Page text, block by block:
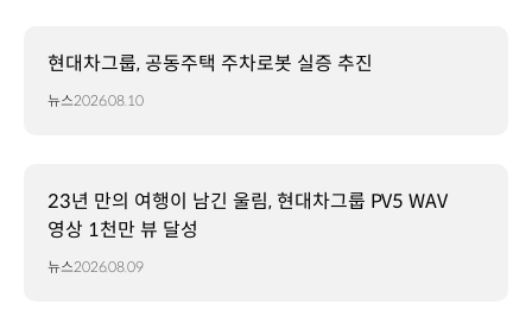
현대차그룹, 공동주택 주차로봇 실증 추진
뉴스2026.08.10
23년 만의 여행이 남긴 울림, 현대차그룹 PV5 WAV
영상 1천만 뷰 달성
뉴스2026.08.09